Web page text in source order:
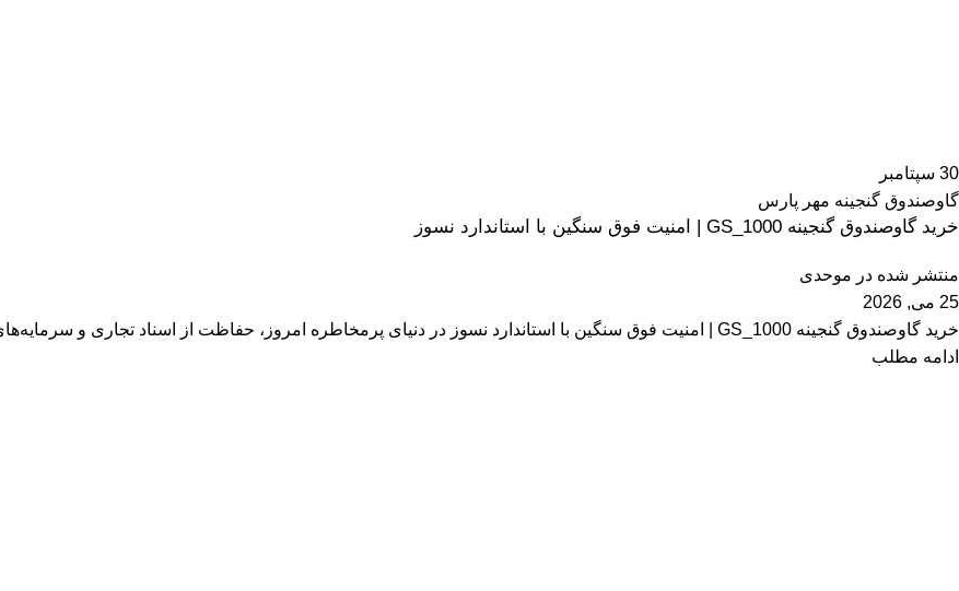
30 سپتامبر
گاوصندوق گنجینه مهر پارس
خرید گاوصندوق گنجینه GS_1000 | امنیت فوق سنگین با استاندارد نسوز
منتشر شده در موحدی
25 می, 2026
خرید گاوصندوق گنجینه GS_1000 | امنیت فوق سنگین با استاندارد نسوز در دنیای پرمخاطره امروز، حفاظت از اسناد تجاری و سرمایه‌های نقد، فراتر...
ادامه مطلب